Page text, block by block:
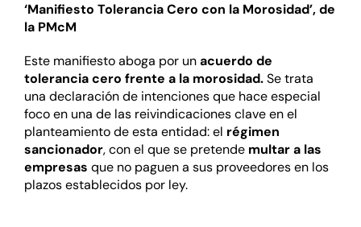
‘Manifiesto Tolerancia Cero con la Morosidad’, de
la PMcM
Este manifiesto aboga por unacuerdo de
tolerancia cero frente a la morosidad.Se trata
una declaración de intenciones que hace especial
foco en una de las reivindicaciones clave en el
planteamiento de esta entidad: el régimen
sancionador, con el que se pretende multar a las
empresas que no paguen a sus proveedores en los
plazos establecidos por ley.